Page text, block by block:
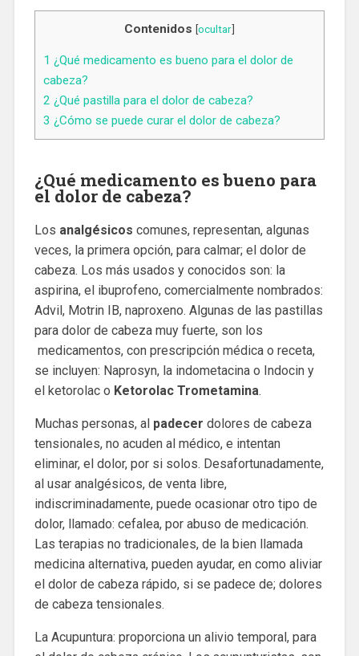
Contenidos [ocultar]
1 ¿Qué medicamento es bueno para el dolor de
cabeza?
2 ¿Qué pastilla para el dolor de cabeza?
3 ¿Cómo se puede curar el dolor de cabeza?
¿Qué medicamento es bueno para
el dolor de cabeza?
Los analgésicos comunes, representan, algunas
veces, la primera opción, para calmar; el dolor de
cabeza. Los más usados y conocidos son: la
aspirina, el ibuprofeno, comercialmente nombrados:
Advil, Motrin IB, naproxeno. Algunas de las pastillas
para dolor de cabeza muy fuerte, son los
medicamentos, con prescripción médica o receta,
se incluyen: Naprosyn, la indometacina o Indocin y
el ketorolac o Ketorolac Trometamina.
Muchas personas, al padecer dolores de cabeza
tensionales, no acuden al médico, e intentan
eliminar, el dolor, por si solos. Desafortunadamente,
al usar analgésicos, de venta libre,
indiscriminadamente, puede ocasionar otro tipo de
dolor, llamado: cefalea, por abuso de medicación.
Las terapias no tradicionales, de la bien llamada
medicina alternativa, pueden ayudar, en como aliviar
el dolor de cabeza rápido, si se padece de; dolores
de cabeza tensionales.
La Acupuntura: proporciona un alivio temporal, para